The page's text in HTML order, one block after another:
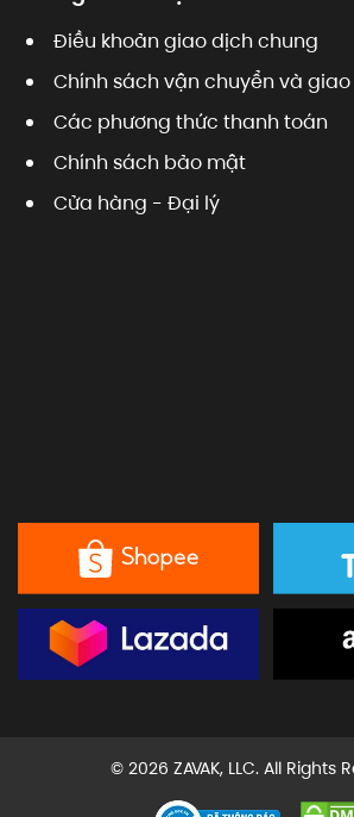
Điều khoản giao dịch chung
Chính sách vận chuyển và
Các phương thức thanh toán
Chính sách bảo mật
Cửa hàng - Đại lý
© 2026 ZAVAK, LLC. All Rights